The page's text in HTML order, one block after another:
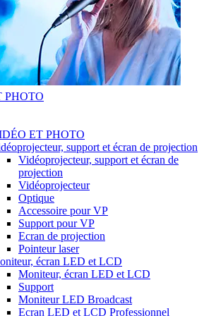
PHOTO
ET PHOTO
support et écran de projection
Vidéoprojecteur, support et écran de
projection
Vidéoprojecteur
Optique
Accessoire pour VP
Support pour VP
Ecran de projection
Pointeur laser
écran LED et LCD
Moniteur, écran LED et LCD
Support
Moniteur LED Broadcast
Ecran LED et LCD Professionnel